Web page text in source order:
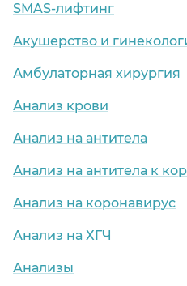
SMAS-лифтинг
Акушерство и
Амбулаторная хирургия
Анализ крови
Анализ на антитела
Анализ на антитела к
Анализ на коронавирус
Анализ на ХГЧ
Анализы